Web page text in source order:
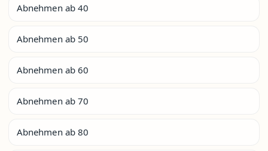
Abnehmen ab 40
Abnehmen ab 50
Abnehmen ab 60
Abnehmen ab 70
Abnehmen ab 80